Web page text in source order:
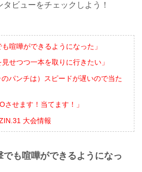
ビューをチェックしよう！
喧嘩ができるようになった」
せつつ一本を取りに行きたい」
パンチは）スピードが遅いので当た
させます！当てます！」
大会情報
も喧嘩ができるようになっ